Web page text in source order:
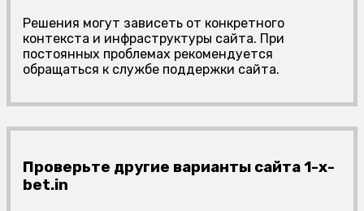
Решения могут зависеть от конкретного
контекста и инфраструктуры сайта. При
постоянных проблемах рекомендуется
обращаться к службе поддержки сайта.
Проверьте другие варианты сайта 1-x-
bet.in